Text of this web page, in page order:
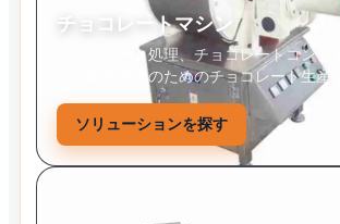
チョコレートマシン
チョコレート処理、チョコレートコンシ
した菓子製造のためのチョコレート生産
ソリューションを探す